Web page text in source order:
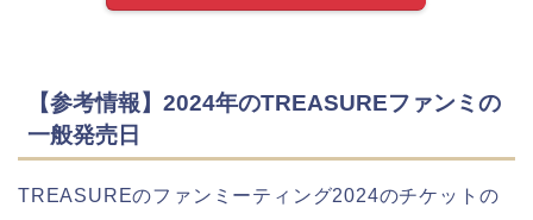
【参考情報】2024年のTREASUREファンミの
一般発売日
TREASUREのファンミーティング2024のチケットの